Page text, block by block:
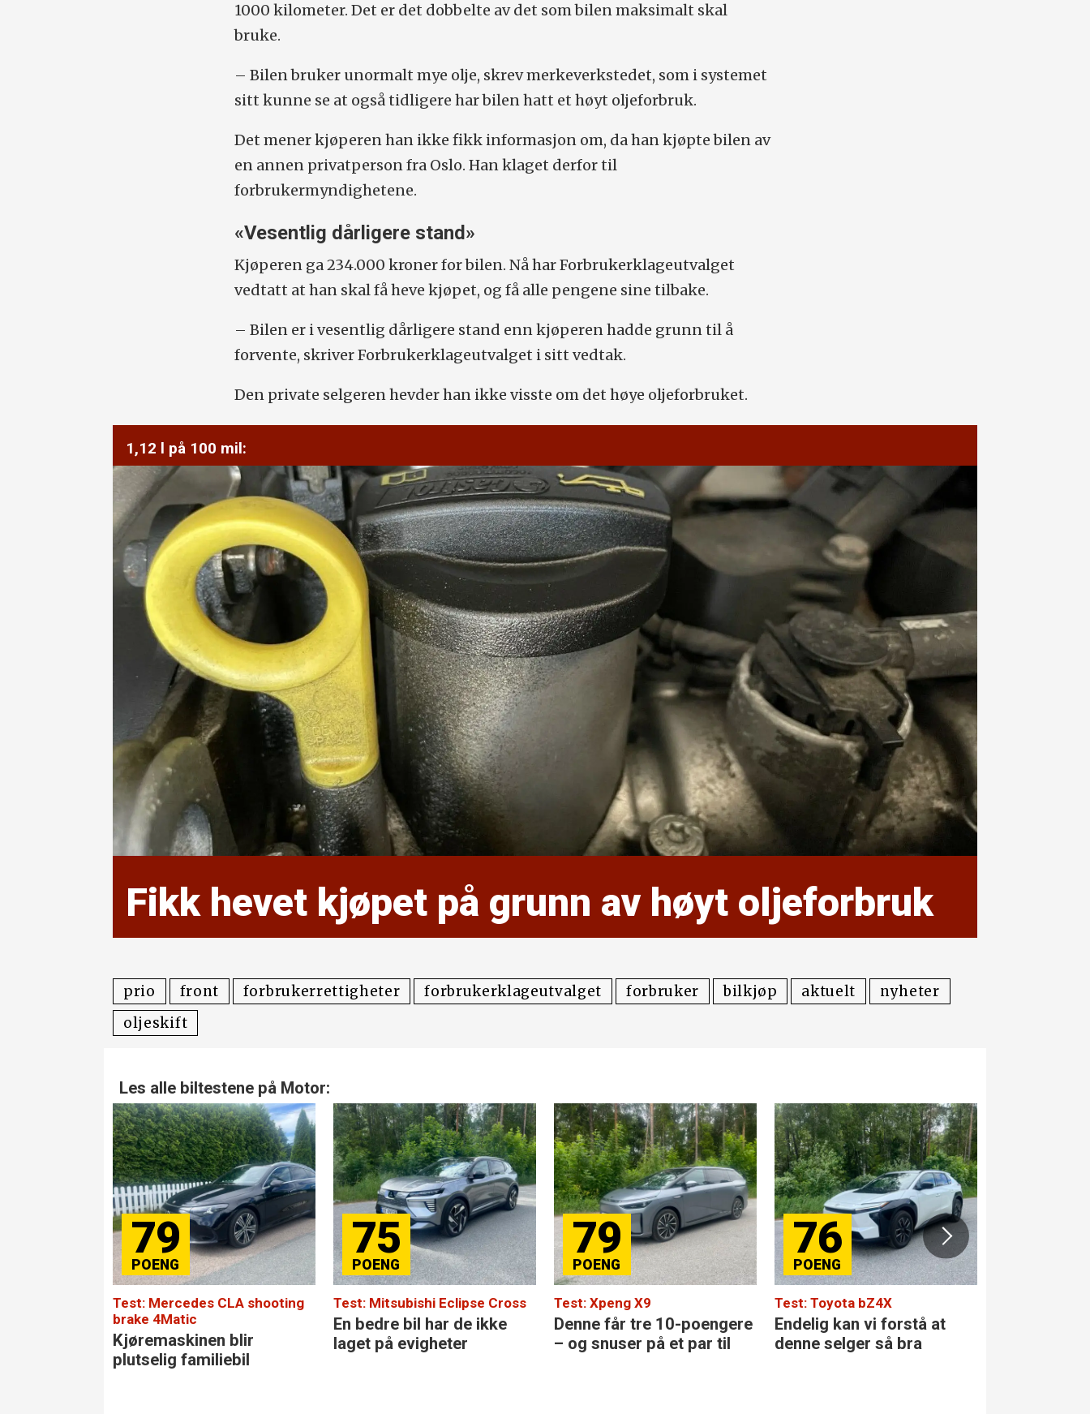
1000 kilometer. Det er det dobbelte av det som bilen maksimalt skal
bruke.
– Bilen bruker unormalt mye olje, skrev merkeverkstedet, som i systemet
sitt kunne se at også tidligere har bilen hatt et høyt oljeforbruk.
Det mener kjøperen han ikke fikk informasjon om, da han kjøpte bilen av
en annen privatperson fra Oslo. Han klaget derfor til
forbrukermyndighetene.
«Vesentlig dårligere stand»
Kjøperen ga 234.000 kroner for bilen. Nå har Forbrukerklageutvalget
vedtatt at han skal få heve kjøpet, og få alle pengene sine tilbake.
– Bilen er i vesentlig dårligere stand enn kjøperen hadde grunn til å
forvente, skriver Forbrukerklageutvalget i sitt vedtak.
Den private selgeren hevder han ikke visste om det høye oljeforbruket.
1,12 l på 100 mil:
Fikk hevet kjøpet på grunn av høyt oljeforbruk
prio front forbrukerrettigheter forbrukerklageutvalget forbruker bilkjøp aktuelt
nyheter
oljeskift
Les alle biltestene på Motor:
79
Test: Mercedes CLA shooting
brake 4Matic
Kjøremaskinen blir
plutselig familiebil
75
Test: Mitsubishi Eclipse Cross
En bedre bil har de ikke
laget på evigheter
79
Test: Xpeng X9
Denne får tre 10-poengere
– og snuser på et par til
76
Test: Toyota bZ4X
Endelig kan vi forstå at
denne selger så bra